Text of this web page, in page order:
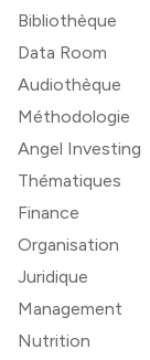
Bibliothèque
Data Room
Audiothèque
Méthodologie
Angel Investing
Thématiques
Finance
Organisation
Juridique
Management
Nutrition